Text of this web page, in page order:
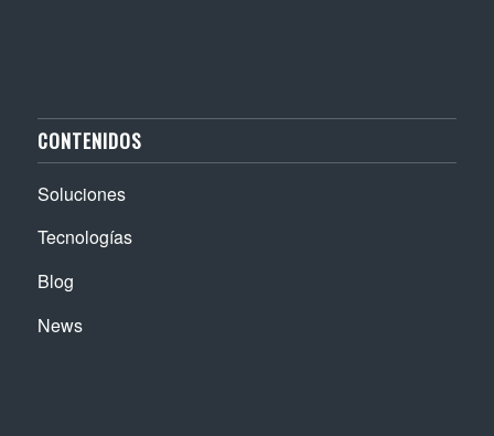
CONTENIDOS
Soluciones
Tecnologías
Blog
News